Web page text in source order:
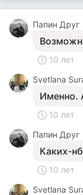
Папин Друг
10 лет
Svetlana
Именно.
10 лет
Папин Друг
Каких-
10 лет
Svetlana